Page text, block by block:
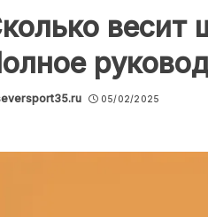
весит
05/02/2025